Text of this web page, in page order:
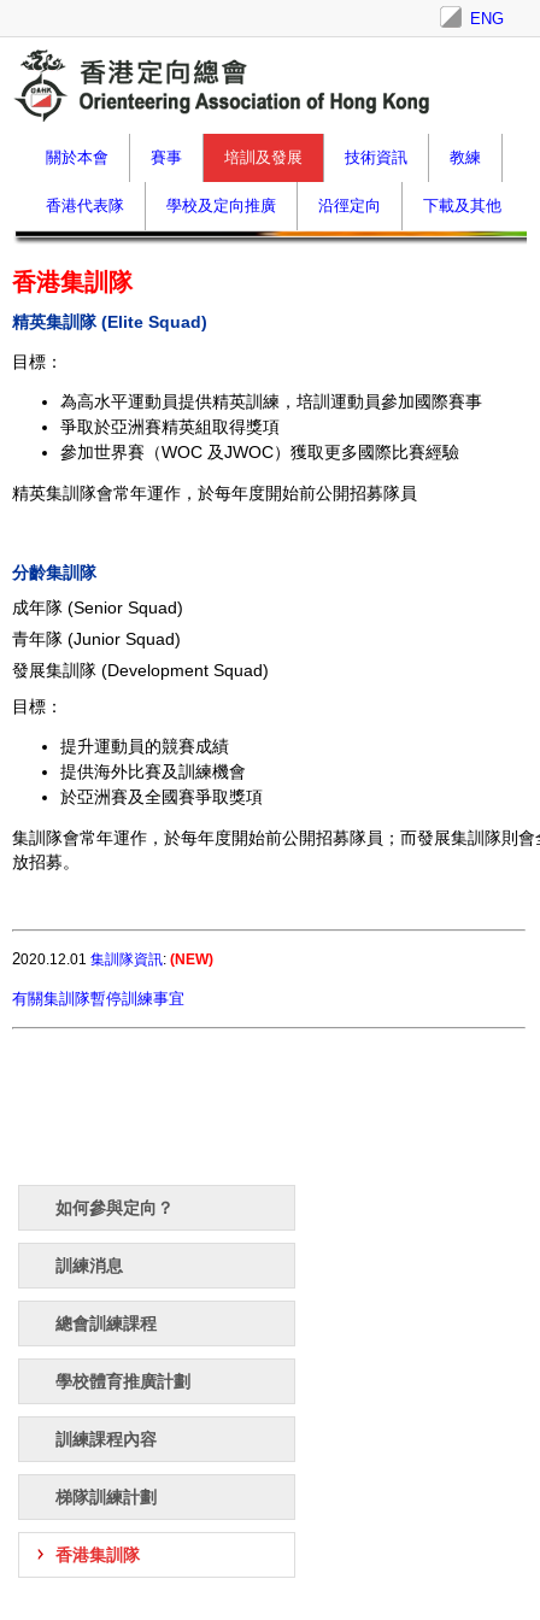
ENG
關於本會 賽事 培訓及發展 技術資訊 教練
香港代表隊 學校及定向推廣 沿徑定向 下載及其他
如何參與定向？
訓練消息
總會訓練課程
學校體育推廣計劃
訓練課程內容
梯隊訓練計劃
香港集訓隊
香港集訓隊
精英集訓隊 (Elite Squad)
目標 ：
為高水平運動員提供精英訓練，培訓運動員參加國際賽事
爭取於亞洲賽精英組取得獎項
參加世界賽（WOC 及JWOC）獲取更多國際比賽經驗
精英集訓隊會常年運作，於每年度開始前公開招募隊員
分齡集訓隊
成年隊 (Senior Squad)
青年隊 (Junior Squad)
發展集訓隊 (Development Squad)
目標：
提升運動員的競賽成績
提供海外比賽及訓練機會
於亞洲賽及全國賽爭取獎項
集訓隊會常年運作，於每年度開始前公開招募隊員；而發展集訓隊則會
放招募。
2020.12.01 集訓隊資訊: (NEW)
有關集訓隊暫停訓練事宜